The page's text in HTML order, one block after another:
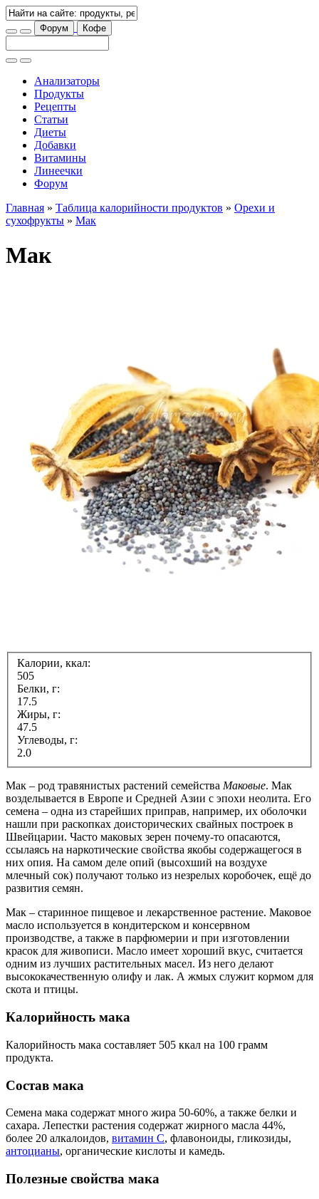
Форум Кофе
Анализаторы
Продукты
Рецепты
Статьи
Диеты
Добавки
Витамины
Линеечки
Форум
Главная » Таблица калорийности продуктов » Орехи и
сухофрукты » Мак
Мак
Калории, ккал:
505
Белки, г:
17.5
Жиры, г:
47.5
Углеводы, г:
2.0
Мак – род травянистых растений семейства Маковые. Мак
возделывается в Европе и Средней Азии с эпохи неолита. Его
семена – одна из старейших приправ, например, их оболочки
нашли при раскопках доисторических свайных построек в
Швейцарии. Часто маковых зерен почему-то опасаются,
ссылаясь на наркотические свойства якобы содержащегося в
них опия. На самом деле опий (высохший на воздухе
млечный сок) получают только из незрелых коробочек, ещё до
развития семян.
Мак – старинное пищевое и лекарственное растение. Маковое
масло используется в кондитерском и консервном
производстве, а также в парфюмерии и при изготовлении
красок для живописи. Масло имеет хороший вкус, считается
одним из лучших растительных масел. Из него делают
высококачественную олифу и лак. А жмых служит кормом для
скота и птицы.
Калорийность мака
Калорийность мака составляет 505 ккал на 100 грамм
продукта.
Состав мака
Семена мака содержат много жира 50-60%, а также белки и
сахара. Лепестки растения содержат жирного масла 44%,
более 20 алкалоидов, витамин С, флавоноиды, гликозиды,
антоцианы, органические кислоты и камедь.
Полезные свойства мака